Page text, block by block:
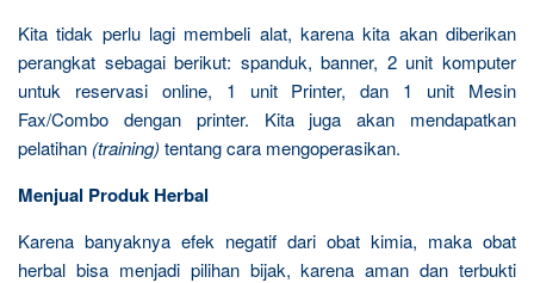
Kita tidak perlu lagi membeli alat, karena kita akan diberikan
perangkat sebagai berikut: spanduk, banner, 2 unit komputer
untuk reservasi online, 1 unit Printer, dan 1 unit Mesin
Fax/Combo dengan printer. Kita juga akan mendapatkan
pelatihan (training) tentang cara mengoperasikan.
Menjual Produk Herbal
Karena banyaknya efek negatif dari obat kimia, maka obat
herbal bisa menjadi pilihan bijak, karena aman dan terbukti